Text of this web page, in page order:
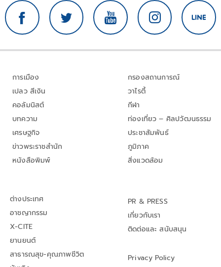
การเมือง
เปลว สีเงิน
คอลัมนิสต์
บทความ
เศรษฐกิจ
ข่าวพระราชสำนัก
หนังสือพิมพ์
กรองสถานการณ์
วาไรตี้
กีฬา
ท่องเที่ยว – ศิลปวัฒนธรรม
ประชาสัมพันธ์
ภูมิภาค
สิ่งแวดล้อม
ต่างประเทศ
อาชญากรรม
X-CITE
ยานยนต์
สาธารณสุข-คุณภาพชีวิต
PR & PRESS
เกี่ยวกับเรา
ติดต่อและ สนับสนุน
Privacy Policy